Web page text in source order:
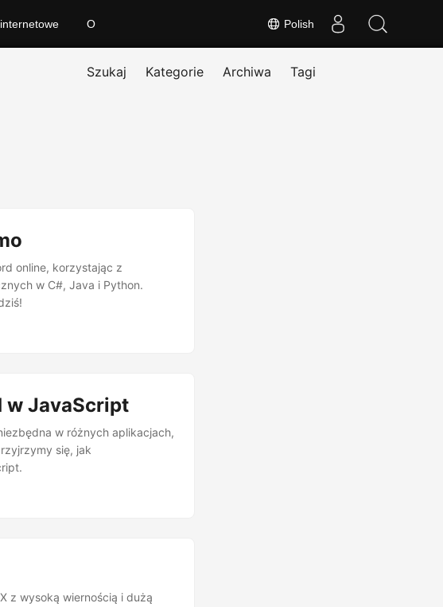
Polish
O
Szukaj Kategorie Archiwa Tagi
online, korzystając z
w C#, Java i Python.
w JavaScript
w różnych aplikacjach,
się, jak
z wysoką wiernością i dużą